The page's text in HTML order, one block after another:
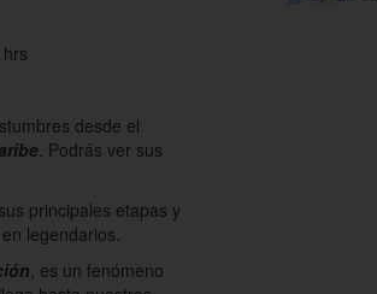
desde el
. Podrás ver sus
principales etapas y
legendarios.
, es un fenómeno